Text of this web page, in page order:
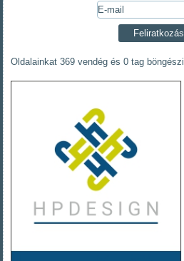
Oldalainkat 369 vendég és 0 tag böngészi